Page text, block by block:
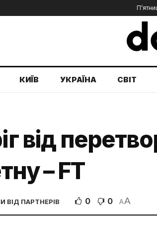
КИЇВ УКРАЇНА СВІТ
від
– FT
ВІД ПАРТНЕРІВ 0 0 AA